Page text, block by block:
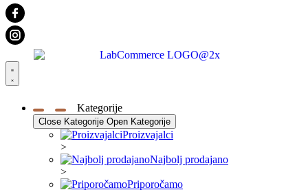
Kategorije
Close Kategorije Open Kategorije
Proizvajalci
>
Najbolj prodajano
>
Priporočamo